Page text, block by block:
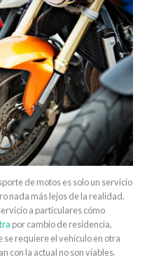
de motos es solo un servicio
nada más lejos de la realidad.
a particulares cómo
por cambio de residencia,
requiere el vehículo en otra
con la actual no son viables.